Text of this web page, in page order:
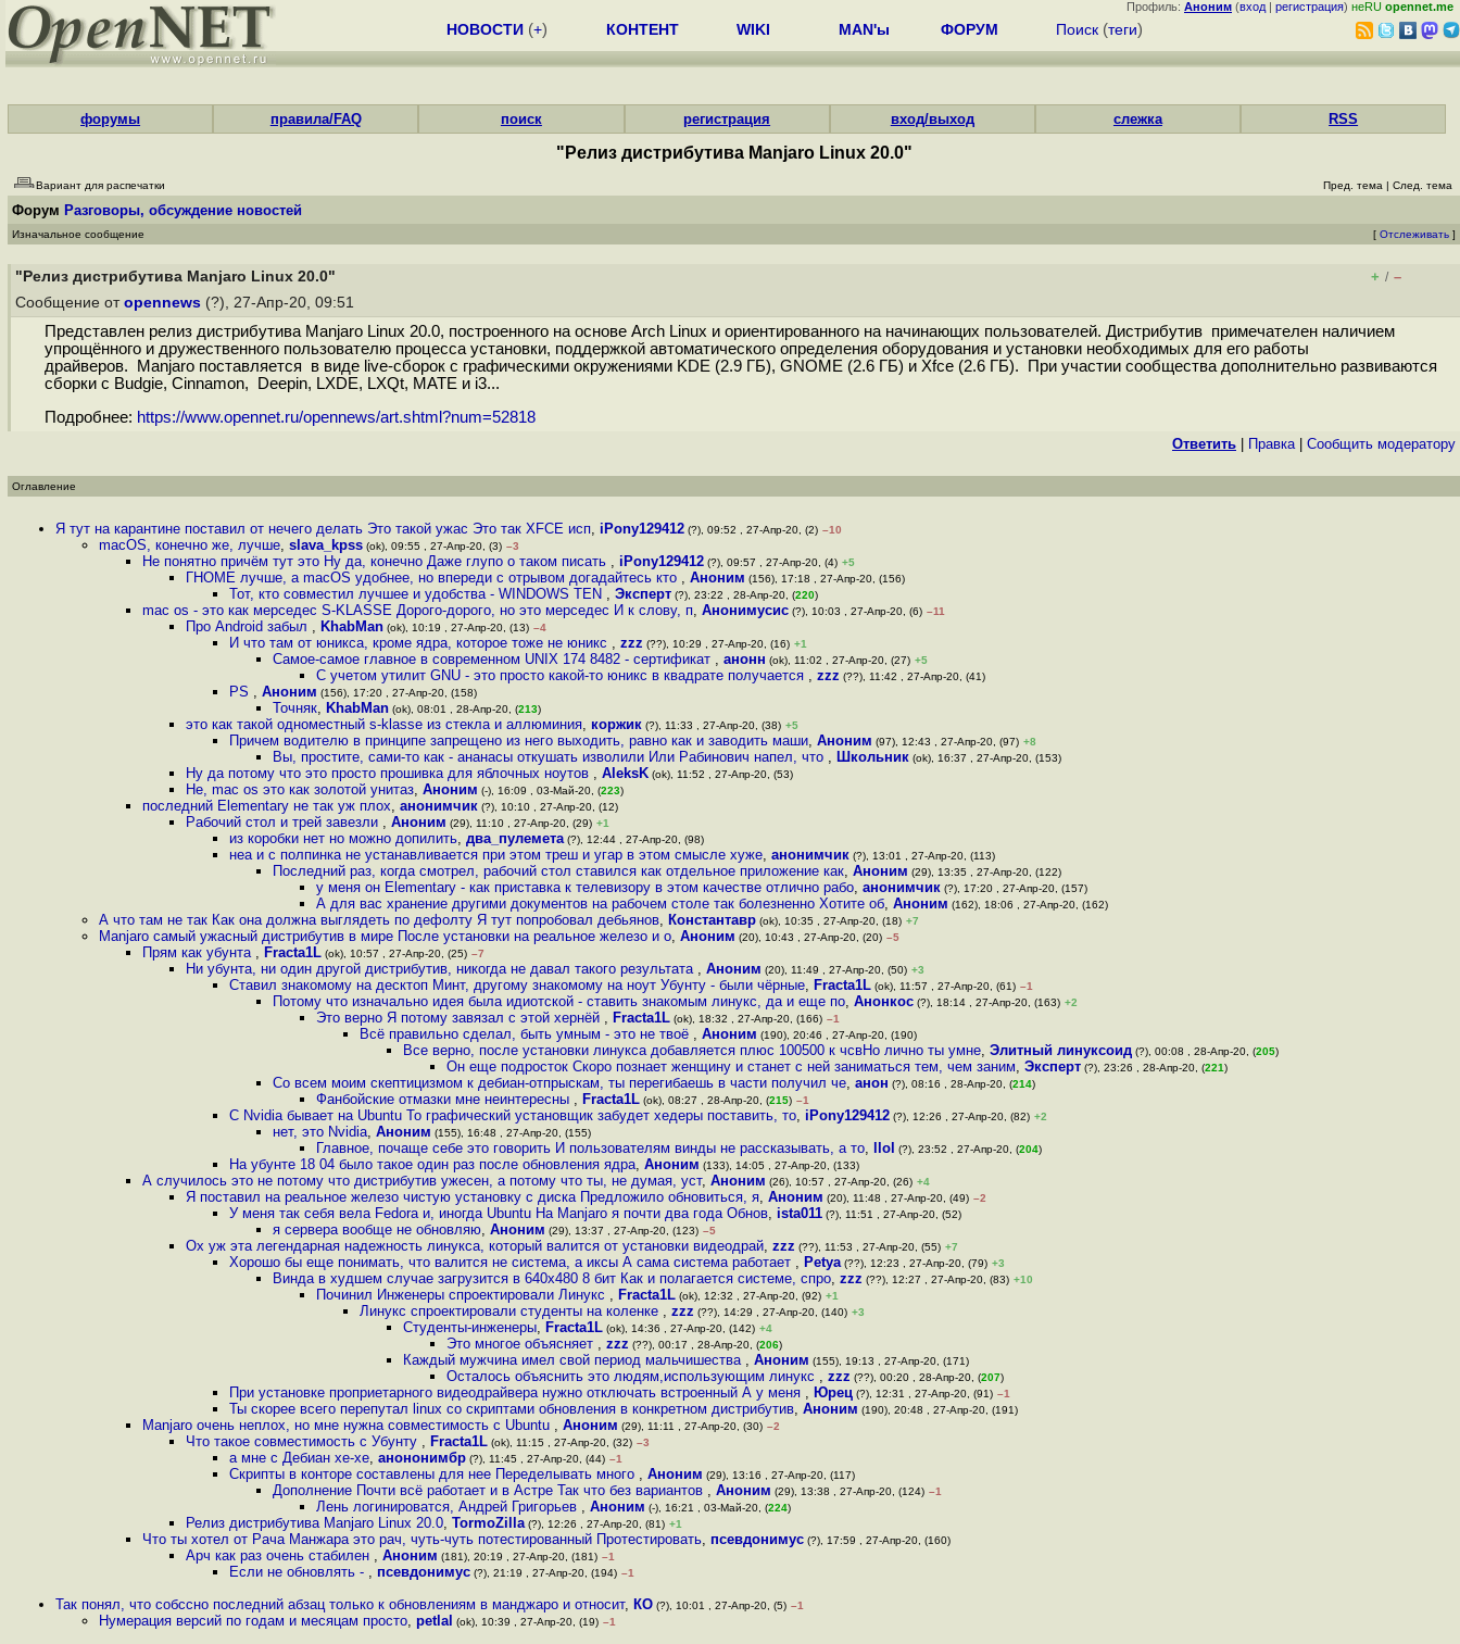
Профиль: Аноним (вход | регистрация) неRU opennet.me
НОВОСТИ (+) КОНТЕНТ WIKI MAN'ы ФОРУМ Поиск (теги)
форумы правила/FAQ поиск регистрация вход/выход слежка RSS
"Релиз дистрибутива Manjaro Linux 20.0"
Вариант для распечатки Пред. тема | След. тема
Форум Разговоры, обсуждение новостей
Изначальное сообщение [ Отслеживать ]
"Релиз дистрибутива Manjaro Linux 20.0" + / –
Сообщение от opennews (?), 27-Апр-20, 09:51
Представлен релиз дистрибутива Manjaro Linux 20.0, построенного на основе Arch Linux и ориентированного на начинающих пользователей. Дистрибутив примечателен наличием
упрощённого и дружественного пользователю процесса установки, поддержкой автоматического определения оборудования и установки необходимых для его работы
драйверов. Manjaro поставляется в виде live-сборок с графическими окружениями KDE (2.9 ГБ), GNOME (2.6 ГБ) и Xfce (2.6 ГБ). При участии сообщества дополнительно развиваются
сборки с Budgie, Cinnamon, Deepin, LXDE, LXQt, MATE и i3...
Подробнее: https://www.opennet.ru/opennews/art.shtml?num=52818
Ответить Правка| Cообщить модератору
Оглавление
Я тут на карантине поставил от нечего делать Это такой ужас Это так XFCE исп, iPony129412 (?), 09:52 , 27-Апр-20, (2) –10
macOS, конечно же, лучше, slava_kpss (ok), 09:55 , 27-Апр-20, (3) –3
Не понятно причём тут это Ну да, конечно Даже глупо о таком писать , iPony129412 (?), 09:57 , 27-Апр-20, (4) +5
ГНОМЕ лучше, а macOS удобнее, но впереди с отрывом догадайтесь кто , Аноним (156), 17:18 , 27-Апр-20, (156)
Тот, кто совместил лучшее и удобства - WINDOWS TEN , Эксперт (?), 23:22 , 28-Апр-20, (220)
mac os - это как мерседес S-KLASSE Дорого-дорого, но это мерседес И к слову, п, Анонимусис (?), 10:03 , 27-Апр-20, (6) –11
Про Android забыл , KhabMan (ok), 10:19 , 27-Апр-20, (13) –4
И что там от юникса, кроме ядра, которое тоже не юникс , zzz (??), 10:29 , 27-Апр-20, (16) +1
Самое-самое главное в современном UNIX 174 8482 - сертификат , анонн (ok), 11:02 , 27-Апр-20, (27) +5
С учетом утилит GNU - это просто какой-то юникс в квадрате получается , zzz (??), 11:42 , 27-Апр-20, (41)
PS , Аноним (156), 17:20 , 27-Апр-20, (158)
Точняк, KhabMan (ok), 08:01 , 28-Апр-20, (213)
это как такой одноместный s-klasse из стекла и аллюминия, коржик (?), 11:33 , 27-Апр-20, (38) +5
Причем водителю в принципе запрещено из него выходить, равно как и заводить маши, Аноним (97), 12:43 , 27-Апр-20, (97) +8
Вы, простите, сами-то как - ананасы откушать изволили Или Рабинович напел, что , Школьник (ok), 16:37 , 27-Апр-20, (153)
Ну да потому что это просто прошивка для яблочных ноутов , AleksK (ok), 11:52 , 27-Апр-20, (53)
Не, mac os это как золотой унитаз, Аноним (-), 16:09 , 03-Май-20, (223)
последний Elementary не так уж плох, анонимчик (?), 10:10 , 27-Апр-20, (12)
Рабочий стол и трей завезли , Аноним (29), 11:10 , 27-Апр-20, (29) +1
из коробки нет но можно допилить, два_пулемета (?), 12:44 , 27-Апр-20, (98)
неа и с полпинка не устанавливается при этом треш и угар в этом смысле хуже, анонимчик (?), 13:01 , 27-Апр-20, (113)
Последний раз, когда смотрел, рабочий стол ставился как отдельное приложение как, Аноним (29), 13:35 , 27-Апр-20, (122)
у меня он Elementary - как приставка к телевизору в этом качестве отлично рабо, анонимчик (?), 17:20 , 27-Апр-20, (157)
А для вас хранение другими документов на рабочем столе так болезненно Хотите об, Аноним (162), 18:06 , 27-Апр-20, (162)
А что там не так Как она должна выглядеть по дефолту Я тут попробовал дебьянов, Константавр (ok), 10:35 , 27-Апр-20, (18) +7
Manjaro самый ужасный дистрибутив в мире После установки на реальное железо и о, Аноним (20), 10:43 , 27-Апр-20, (20) –5
Прям как убунта , Fracta1L (ok), 10:57 , 27-Апр-20, (25) –7
Ни убунта, ни один другой дистрибутив, никогда не давал такого результата , Аноним (20), 11:49 , 27-Апр-20, (50) +3
Ставил знакомому на десктоп Минт, другому знакомому на ноут Убунту - были чёрные, Fracta1L (ok), 11:57 , 27-Апр-20, (61) –1
Потому что изначально идея была идиотской - ставить знакомым линукс, да и еще по, Анонкос (?), 18:14 , 27-Апр-20, (163) +2
Это верно Я потому завязал с этой хернёй , Fracta1L (ok), 18:32 , 27-Апр-20, (166) –1
Всё правильно сделал, быть умным - это не твоё , Аноним (190), 20:46 , 27-Апр-20, (190)
Все верно, после установки линукса добавляется плюс 100500 к чсвНо лично ты умне, Элитный линуксоид (?), 00:08 , 28-Апр-20, (205)
Он еще подросток Скоро познает женщину и станет с ней заниматься тем, чем заним, Эксперт (?), 23:26 , 28-Апр-20, (221)
Со всем моим скептицизмом к дебиан-отпрыскам, ты перегибаешь в части получил че, анон (?), 08:16 , 28-Апр-20, (214)
Фанбойские отмазки мне неинтересны , Fracta1L (ok), 08:27 , 28-Апр-20, (215) –1
С Nvidia бывает на Ubuntu То графический установщик забудет хедеры поставить, то, iPony129412 (?), 12:26 , 27-Апр-20, (82) +2
нет, это Nvidia, Аноним (155), 16:48 , 27-Апр-20, (155)
Главное, почаще себе это говорить И пользователям винды не рассказывать, а то, llol (?), 23:52 , 27-Апр-20, (204)
На убунте 18 04 было такое один раз после обновления ядра, Аноним (133), 14:05 , 27-Апр-20, (133)
А случилось это не потому что дистрибутив ужесен, а потому что ты, не думая, уст, Аноним (26), 10:57 , 27-Апр-20, (26) +4
Я поставил на реальное железо чистую установку с диска Предложило обновиться, я, Аноним (20), 11:48 , 27-Апр-20, (49) –2
У меня так себя вела Fedora и, иногда Ubuntu На Manjaro я почти два года Обнов, ista011 (?), 11:51 , 27-Апр-20, (52)
я сервера вообще не обновляю, Аноним (29), 13:37 , 27-Апр-20, (123) –5
Ох уж эта легендарная надежность линукса, который валится от установки видеодрай, zzz (??), 11:53 , 27-Апр-20, (55) +7
Хорошо бы еще понимать, что валится не система, а иксы А сама система работает , Petya (??), 12:23 , 27-Апр-20, (79) +3
Винда в худшем случае загрузится в 640х480 8 бит Как и полагается системе, спро, zzz (??), 12:27 , 27-Апр-20, (83) +10
Починил Инженеры спроектировали Линукс , Fracta1L (ok), 12:32 , 27-Апр-20, (92) +1
Линукс спроектировали студенты на коленке , zzz (??), 14:29 , 27-Апр-20, (140) +3
Студенты-инженеры, Fracta1L (ok), 14:36 , 27-Апр-20, (142) +4
Это многое объясняет , zzz (??), 00:17 , 28-Апр-20, (206)
Каждый мужчина имел свой период мальчишества , Аноним (155), 19:13 , 27-Апр-20, (171)
Осталось объяснить это людям,использующим линукс , zzz (??), 00:20 , 28-Апр-20, (207)
При установке проприетарного видеодрайвера нужно отключать встроенный А у меня , Юрец (?), 12:31 , 27-Апр-20, (91) –1
Ты скорее всего перепутал linux со скриптами обновления в конкретном дистрибутив, Аноним (190), 20:48 , 27-Апр-20, (191)
Manjaro очень неплох, но мне нужна совместимость с Ubuntu , Аноним (29), 11:11 , 27-Апр-20, (30) –2
Что такое совместимость с Убунту , Fracta1L (ok), 11:15 , 27-Апр-20, (32) –3
а мне с Дебиан хе-хе, анононимбр (?), 11:45 , 27-Апр-20, (44) –1
Скрипты в конторе составлены для нее Переделывать много , Аноним (29), 13:16 , 27-Апр-20, (117)
Дополнение Почти всё работает и в Астре Так что без вариантов , Аноним (29), 13:38 , 27-Апр-20, (124) –1
Лень логинироватся, Андрей Григорьев , Аноним (-), 16:21 , 03-Май-20, (224)
Релиз дистрибутива Manjaro Linux 20.0, TormoZilla (?), 12:26 , 27-Апр-20, (81) +1
Что ты хотел от Рача Манжара это рач, чуть-чуть потестированный Протестировать, псевдонимус (?), 17:59 , 27-Апр-20, (160)
Арч как раз очень стабилен , Аноним (181), 20:19 , 27-Апр-20, (181) –1
Если не обновлять - , псевдонимус (?), 21:19 , 27-Апр-20, (194) –1
Так понял, что собссно последний абзац только к обновлениям в манджаро и относит, КО (?), 10:01 , 27-Апр-20, (5) –1
Нумерация версий по годам и месяцам просто, petlal (ok), 10:39 , 27-Апр-20, (19) –1